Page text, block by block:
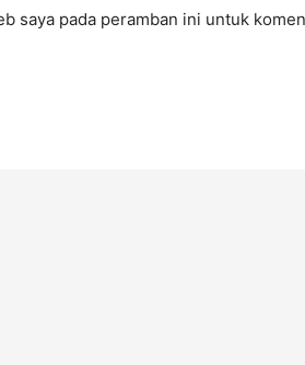
saya pada peramban ini untuk